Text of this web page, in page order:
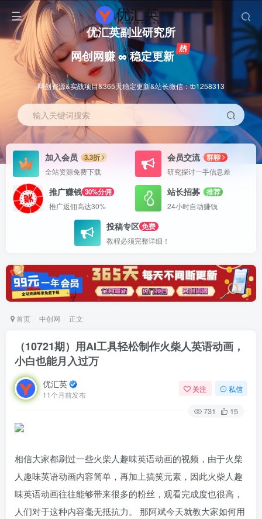
优汇英副业研究所
网创网赚 ∞ 稳定更新
网创资源&实战项目&365天稳定更新&站长微信：tb1258313
输入关键词搜索
加入会员
3.3折
全站资源免费下载
会员交流
群聊
研究探讨一手信息差
推广赚钱 30%分佣
推广返佣高达30%
站长招募
推荐
24小时自动赚钱
投稿专区 免费
教程必须完整详细！
首页 中创网 正文
（10721期）用AI工具轻松制作火柴人英语动画，
小白也能月入过万
优汇英
11个月前发布
关注 私信
731 15
相信大家都刷过一些火柴人趣味英语动画的视频，由于火柴
人趣味英语动画内容简单，再加上搞笑元素，因此火柴人趣
味英语动画往往能够带来很多的粉丝，观看完成度也很高，
人们对于这种内容毫无抵抗力。 那阿斌今天就教大家如何用